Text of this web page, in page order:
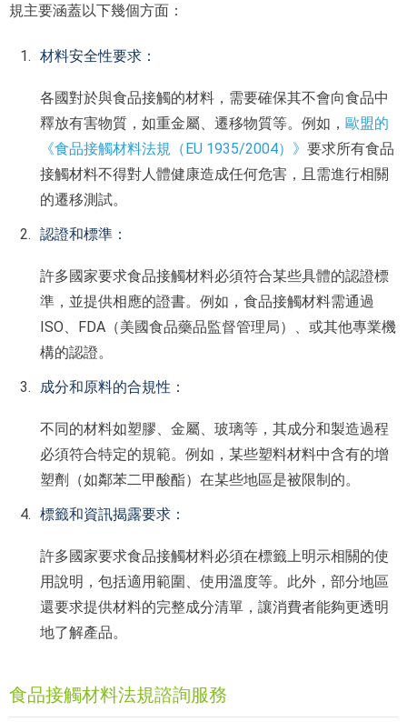
規主要涵蓋以下幾個方面：
材料安全性要求：
各國對於與食品接觸的材料，需要確保其不會向食品中
釋放有害物質，如重金屬、遷移物質等。例如， 歐盟的
《食品接觸材料法規（EU 1935/2004）》 要求所有食品
接觸材料不得對人體健康造成任何危害，且需進行相關
的遷移測試。
認證和標準：
許多國家要求食品接觸材料必須符合某些具體的認證標
準，並提供相應的證書。例如，食品接觸材料需通過
ISO、FDA（美國食品藥品監督管理局）、或其他專業機
構的認證。
成分和原料的合規性：
不同的材料如塑膠、金屬、玻璃等，其成分和製造過程
必須符合特定的規範。例如，某些塑料材料中含有的增
塑劑（如鄰苯二甲酸酯）在某些地區是被限制的。
標籤和資訊揭露要求：
許多國家要求食品接觸材料必須在標籤上明示相關的使
用說明，包括適用範圍、使用溫度等。此外，部分地區
還要求提供材料的完整成分清單，讓消費者能夠更透明
地了解產品。
食品接觸材料法規諮詢服務